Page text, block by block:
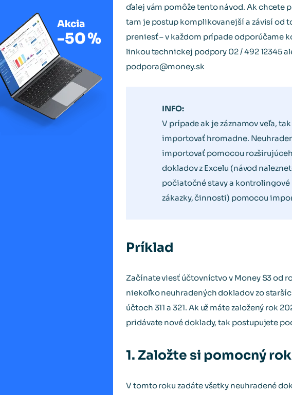
ďalej vám pomôže tento návod. Ak chcete
tam je postup komplikovanejší a závisí od
preniesť – v každom prípade odporúčame
linkou technickej podpory 02 / 492 12345
podpora@money.sk
INFO:
V prípade ak je záznamov veľa,
importovať hromadne.
importovať pomocou
dokladov z Excelu (návod
počiatočné stavy a
zákazky, činnosti) pomocou
Príklad
Začínate viesť účtovníctvo v Money S3 od
niekoľko neuhradených dokladov zo
účtoch 311 a 321. Ak už máte založený rok
pridávate nové doklady, tak postupujete
1. Založte si pomocný
V tomto roku zadáte všetky neuhradené